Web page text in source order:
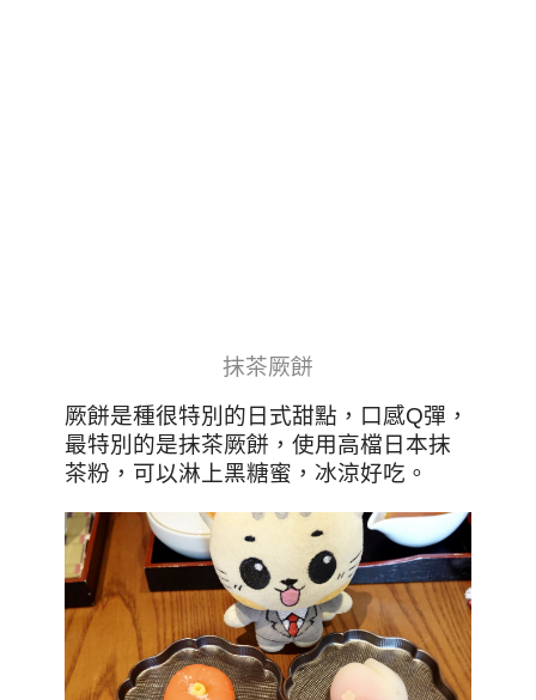
抹茶厥餅
厥餅是種很特別的日式甜點，口感Q彈，
最特別的是抹茶厥餅，使用高檔日本抹
茶粉，可以淋上黑糖蜜，冰涼好吃。